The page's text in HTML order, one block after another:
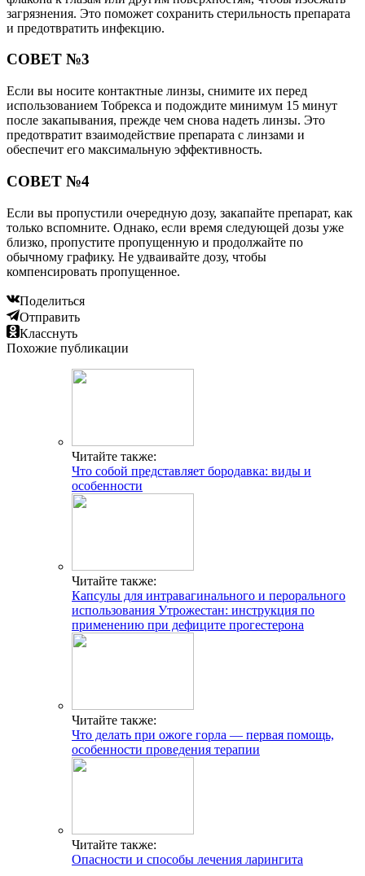
загрязнения. Это поможет сохранить стерильность препарата
и предотвратить инфекцию.
СОВЕТ №3
Если вы носите контактные линзы, снимите их перед
использованием Тобрекса и подождите минимум 15 минут
после закапывания, прежде чем снова надеть линзы. Это
предотвратит взаимодействие препарата с линзами и
обеспечит его максимальную эффективность.
СОВЕТ №4
Если вы пропустили очередную дозу, закапайте препарат, как
только вспомните. Однако, если время следующей дозы уже
близко, пропустите пропущенную и продолжайте по
обычному графику. Не удваивайте дозу, чтобы
компенсировать пропущенное.
Поделиться
Отправить
Класснуть
Похожие публикации
Читайте также:
Что собой представляет бородавка: виды и
особенности
Читайте также:
Капсулы для интравагинального и перорального
использования Утрожестан: инструкция по
применению при дефиците прогестерона
Читайте также:
Что делать при ожоге горла — первая помощь,
особенности проведения терапии
Читайте также:
Опасности и способы лечения ларингита